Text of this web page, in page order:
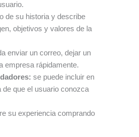
de su historia y describe
objetivos y valores de la
enviar un correo, dejar un
empresa rápidamente.
se puede incluir en
que el usuario conozca
su experiencia comprando